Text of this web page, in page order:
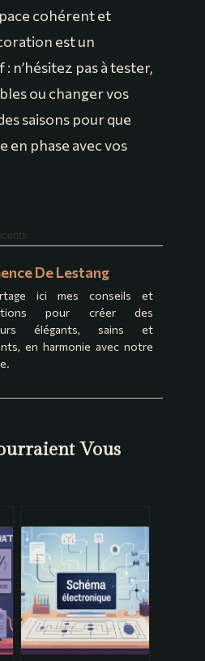
cohérent et
est un
n’hésitez pas à tester,
ou changer vos
saisons pour que
en phase avec vos
De Lestang
ici mes conseils et
pour créer des
élégants, sains et
en harmonie avec notre
Vous